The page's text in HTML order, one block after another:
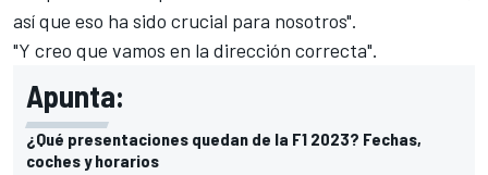
así que eso ha sido crucial para nosotros".
"Y creo que vamos en la dirección correcta".
Apunta:
¿Qué presentaciones quedan de la F1 2023? Fechas,
coches y horarios